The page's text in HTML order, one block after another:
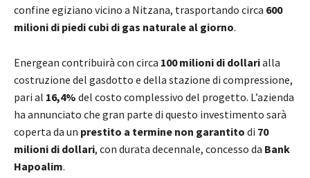
confine egiziano vicino a Nitzana, trasportando circa 600
milioni di piedi cubi di gas naturale al giorno.
Energean contribuirà con circa 100 milioni di dollarialla
costruzione del gasdotto e della stazione di compressione,
pari al 16,4% del costo complessivo del progetto. L’azienda
ha annunciato che gran parte di questo investimento sarà
coperta da un prestito a termine non garantito di 70
milioni di dollari, con durata decennale, concesso da Bank
Hapoalim.